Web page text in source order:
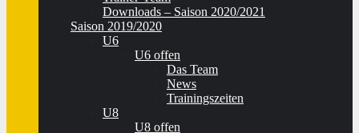
Downloads – Saison 2020/2021
Saison 2019/2020
U6
U6 offen
Das Team
News
Trainingszeiten
U8
U8 offen